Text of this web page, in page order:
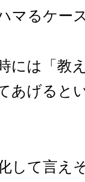
マるケー
には「教
あげると
して言え